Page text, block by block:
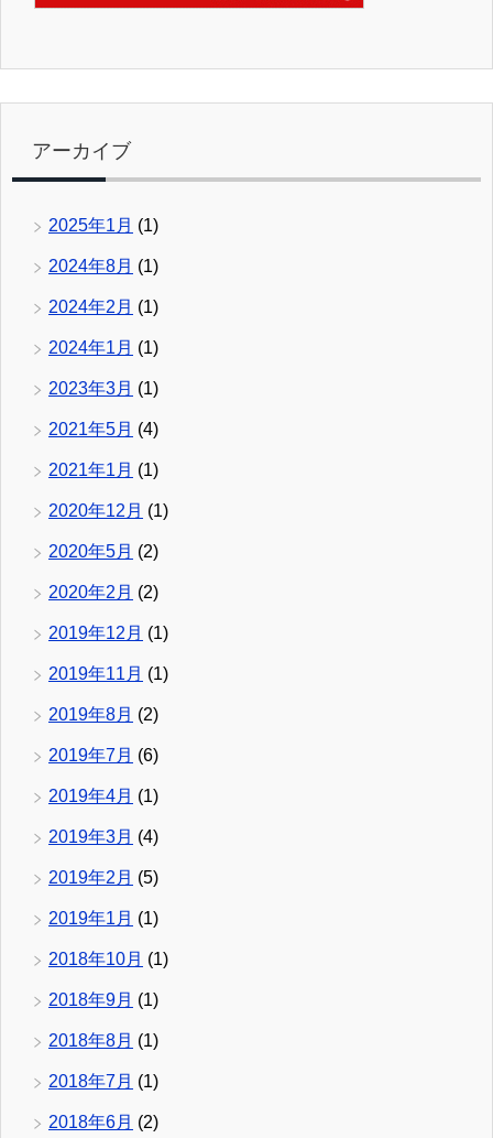
アーカイブ
2025年1月 (1)
2024年8月 (1)
2024年2月 (1)
2024年1月 (1)
2023年3月 (1)
2021年5月 (4)
2021年1月 (1)
2020年12月 (1)
2020年5月 (2)
2020年2月 (2)
2019年12月 (1)
2019年11月 (1)
2019年8月 (2)
2019年7月 (6)
2019年4月 (1)
2019年3月 (4)
2019年2月 (5)
2019年1月 (1)
2018年10月 (1)
2018年9月 (1)
2018年8月 (1)
2018年7月 (1)
2018年6月 (2)